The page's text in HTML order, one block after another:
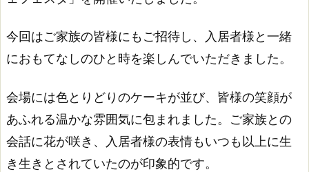
今回はご家族の皆様にもご招待し、入居者様と一緒
におもてなしのひと時を楽しんでいただきました。
会場には色とりどりのケーキが並び、皆様の笑顔が
あふれる温かな雰囲気に包まれました。ご家族との
会話に花が咲き、入居者様の表情もいつも以上に生
き生きとされていたのが印象的です。